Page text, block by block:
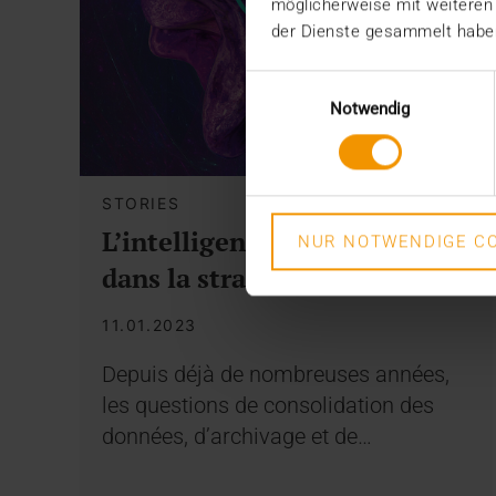
möglicherweise mit
der Dienste gesammelt
Notwendig
NUR NOTWENDIGE
STORIES
L’intelligence artificielle
dans la stratégie de VISUS
11.01.2023
Depuis déjà de nombreuses années,
les questions de consolidation des
données, d’archivage et de…